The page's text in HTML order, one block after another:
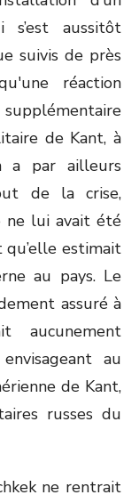
s’est aussitôt
suivis de près
réaction
de Kant, à
a par ailleurs
de la crise,
ne lui avait été
estimait
au pays. Le
assuré à
aucunement
au
de Kant,
russes du
ne rentrait